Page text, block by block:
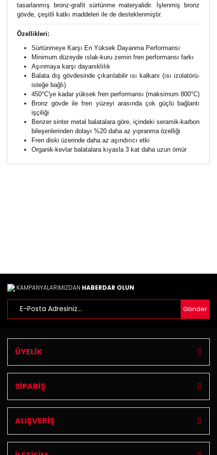
tasarlanmış bronz-grafit sürtünme materyalidir. İşlenmiş bronz
gövde, çeşitli katkı maddeleri ile de desteklenmiştir.
Özellikleri:
Sürtünmeye Karşı En Yüksek Dayanma Performansı
Minimum düzeyde ıslak-kuru zemin fren performansı farkı
Aşınmaya karşı dayanıklılık
Balata dış gövdesinde çıkarılabilir ısı kalkanı (ısı izolatörü-
isteğe bağlı)
450°C'ye kadar yüksek fren performansı (maksimum 800°C)
Bronz gövde ile fren yüzeyi arasında çok güçlü bağlantı
işçiliği
Benzer sinter metal balatalara göre, içindeki seramik-karbon
bileşenlerinden dolayı %20 daha az yıpranma özelliği
Fren diski üzerinde daha az aşındırıcı etki
Organik-kevlar balatalara kıyasla 3 kat daha uzun ömür
Ürün fiyatı diğer sitelerden daha pahalı.
Bu ürüne benzer farklı alternatifler olmalı.
KAMPANYALARIMIZDAN HABERDAR OLUN
Gönder
ÜYELİK
SİPARİŞ
ALIŞVERİŞ